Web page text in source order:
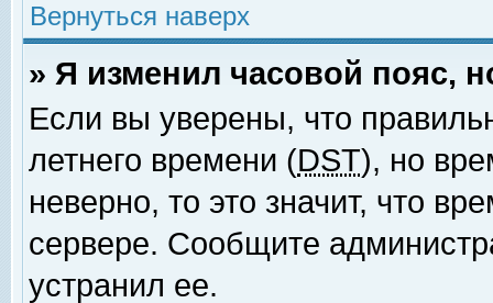
Вернуться наверх
» Я изменил часовой пояс,
Если вы уверены, что
летнего времени (DST), но
неверно, то это значит, что
сервере. Сообщите
устранил ее.